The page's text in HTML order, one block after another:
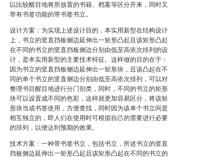
以比较醒目地将所放置的书籍、档案等区分开来，同时又
带有书签功能的带书签书立。
设计方案：为实现上述设计目的，本实用新型在结构设计
上，书立的竖直挡板侧边延伸出一矩形凸起且该矩形凸起
在不同的书立的竖直挡板侧边分别由低至高依次排列的设
计，是本实用新型的主要技术特征。这样做的目的在于：
因为书立的竖直挡板侧边延伸出一矩形块，且该凸起在不
同的单个书立的竖直侧边分别由低至高依次排列，可以对
整理书目醒目地进行分门别类，同时，不同的书立的矩形
块可以设置成不同的色彩，这样就更加容易区分，将该矩
形块当成书签使用，方便查找，同时因为该单个书立间是
相互独立的，即人们在使用时可根据自己的需要进行必要
的排列，以便达到预期的效果。
技术方案：一种带书签书立，包括书立，所述书立的竖直
挡板侧边延伸出一矩形凸起且该矩形凸起在不同的书立的